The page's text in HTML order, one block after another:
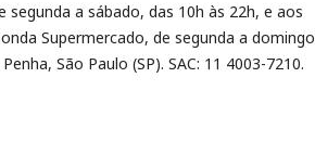
a sábado, das 10h às 22h, e aos
Supermercado, de segunda a domingo
São Paulo (SP). SAC: 11 4003-7210.